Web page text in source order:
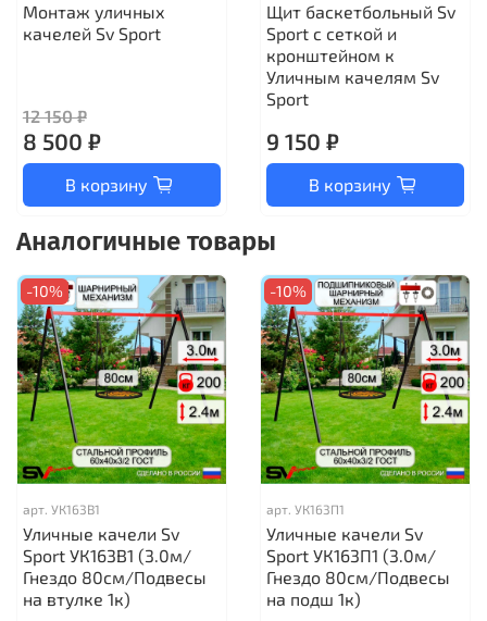
Монтаж уличных
качелей Sv Sport
12 150 ₽
8 500 ₽
В корзину
Щит баскетбольный Sv
Sport c сеткой и
кронштейном к
Уличным качелям Sv
Sport
9 150 ₽
В корзину
Аналогичные товары
-10%
арт. УК163В1
Уличные качели Sv
Sport УК163В1 (3.0м/
Гнездо 80см/Подвесы
на втулке 1к)
-10%
арт. УК163П1
Уличные качели Sv
Sport УК163П1 (3.0м/
Гнездо 80см/Подвесы
на подш 1к)